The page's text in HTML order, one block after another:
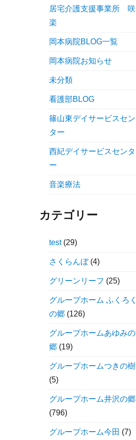
居宅介護支援事業所 咲
楽
岡本病院BLOG一覧
岡本病院お知らせ
未分類
看護部BLOG
篠山東デイサービスセン
ター
西紀デイサービスセンタ
ー
音楽療法
カテゴリー
test(29)
さくらんぼ(4)
グリーンリーフ (25)
グループホーム ふくろく
の郷(126)
グループホームあゆみの
郷(19)
グループホームつきの樹
(5)
グループホーム井沢の郷
(796)
グループホーム今田 (7)